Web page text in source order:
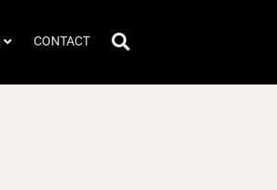
CONTACT